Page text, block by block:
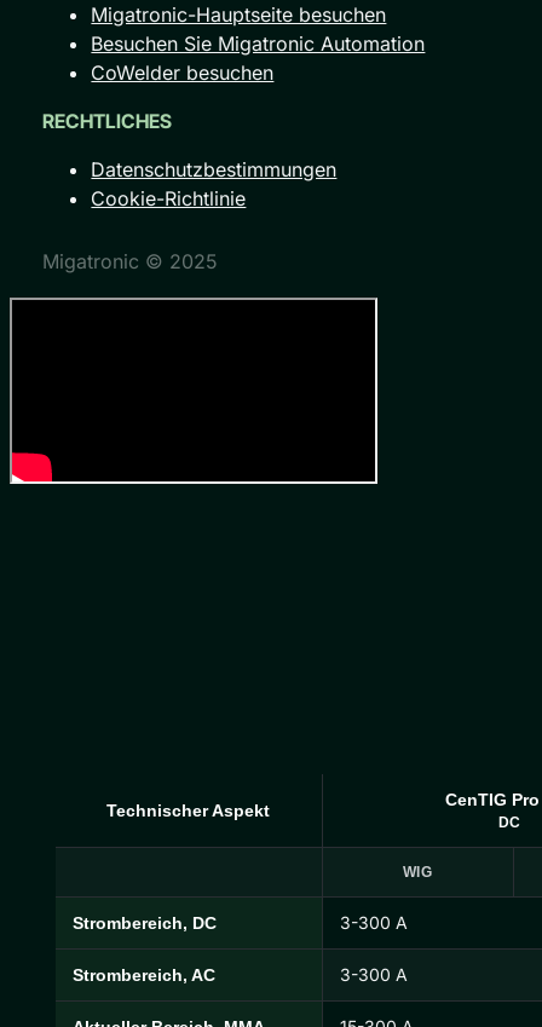
Migatronic-Hauptseite besuchen
Besuchen Sie Migatronic Automation
CoWelder besuchen
RECHTLICHES
Datenschutzbestimmungen
Cookie-Richtlinie
Migatronic © 2025
CenTIG Pro Technische Daten
Technischer Aspekt
CenTIG
DC
WIG
Strombereich, DC 3-300 A
Strombereich, AC 3-300 A